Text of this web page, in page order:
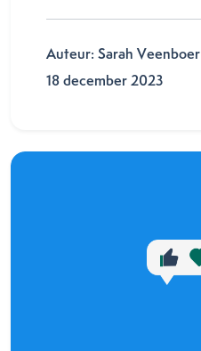
Auteur: Sarah Veenboer
18 december 2023